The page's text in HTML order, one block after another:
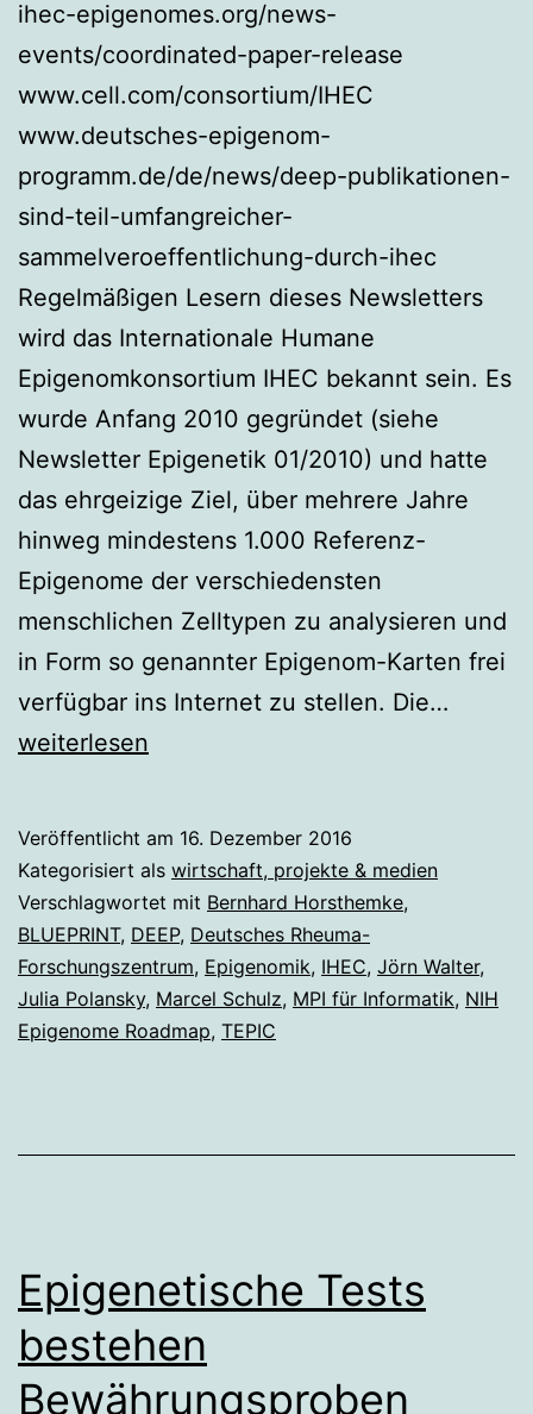
ihec-epigenomes.org/news-
events/coordinated-paper-release
www.cell.com/consortium/IHEC
www.deutsches-epigenom-
programm.de/de/news/deep-publikationen-
sind-teil-umfangreicher-
sammelveroeffentlichung-durch-ihec
Regelmäßigen Lesern dieses Newsletters
wird das Internationale Humane
Epigenomkonsortium IHEC bekannt sein. Es
wurde Anfang 2010 gegründet (siehe
Newsletter Epigenetik 01/2010) und hatte
das ehrgeizige Ziel, über mehrere Jahre
hinweg mindestens 1.000 Referenz-
Epigenome der verschiedensten
menschlichen Zelltypen zu analysieren und
in Form so genannter Epigenom-Karten frei
verfügbar ins Internet zu stellen. Die…
weiterlesen
Veröffentlicht am 16. Dezember 2016
Kategorisiert als wirtschaft, projekte & medien
Verschlagwortet mit Bernhard Horsthemke,
BLUEPRINT, DEEP, Deutsches Rheuma-
Forschungszentrum, Epigenomik, IHEC, Jörn Walter,
Julia Polansky, Marcel Schulz, MPI für Informatik, NIH
Epigenome Roadmap, TEPIC
Epigenetische Tests
bestehen
Bewährungsproben